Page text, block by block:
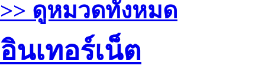
>> ดูหมวดทั้งหมด
อินเทอร์เน็ต